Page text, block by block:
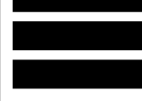
Estrutura: aço pintado
Tela: Têxtil Δ Blanco